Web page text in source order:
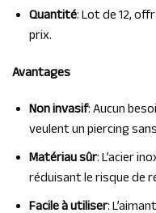
Quantité: Lot de 12,
prix.
Avantages
Non invasif: Aucun
veulent un piercing
Matériau sûr: L’acier
réduisant le risque de
Facile à utiliser: